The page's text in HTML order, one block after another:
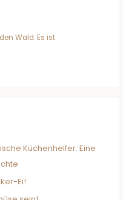
Wald. Es ist
Küchenhelfer. Eine
Ei!